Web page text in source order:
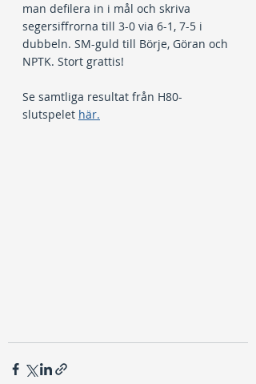
man defilera in i mål och skriva
segersiffrorna till 3-0 via 6-1, 7-5 i
dubbeln. SM-guld till Börje, Göran och
NPTK. Stort grattis!
Se samtliga resultat från H80-
slutspelet här.